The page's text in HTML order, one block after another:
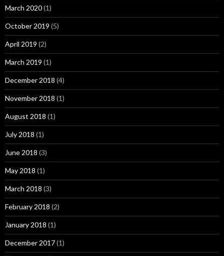
March 2020(1)
October 2019 (5)
April 2019 (2)
March 2019 (1)
December 2018 (4)
November 2018 (1)
August 2018 (1)
July 2018 (1)
June 2018 (3)
May 2018 (1)
March 2018 (3)
February 2018 (2)
January 2018 (1)
December 2017(1)